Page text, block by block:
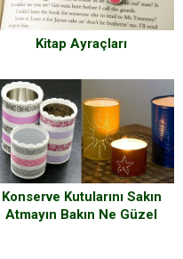
Kitap Ayraçları
Konserve Kutularını Sakın
Atmayın Bakın Ne Güzel